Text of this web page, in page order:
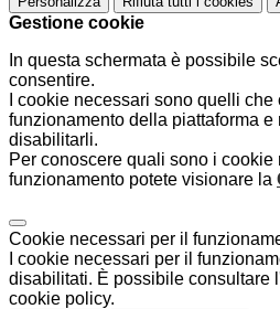
Gestione cookie
In questa schermata è possibile
consentire.
I cookie necessari sono quelli che
funzionamento della piattaforma
disabilitarli.
Per conoscere quali sono i cookie
funzionamento potete visionare la
Cookie necessari per il
I cookie necessari per il
disabilitati. È possibile consultare
cookie policy.